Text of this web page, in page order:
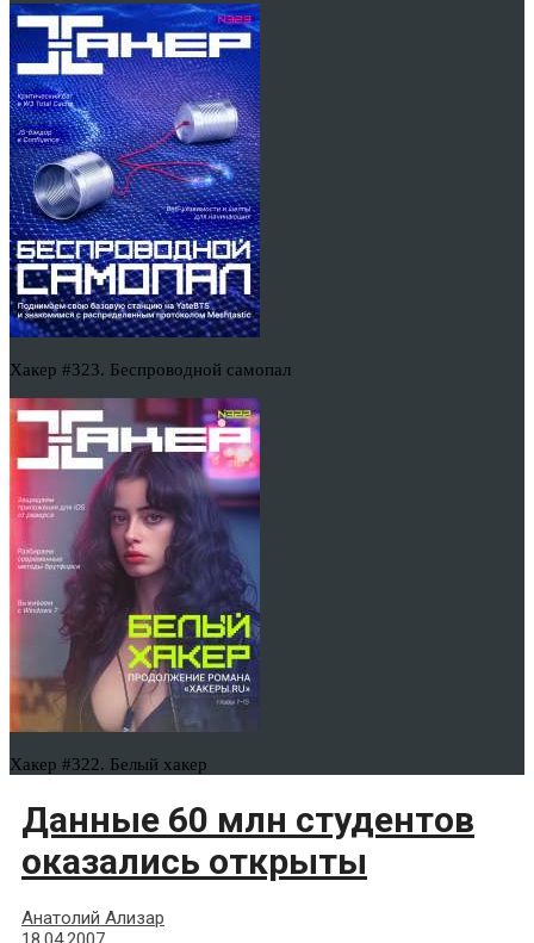
Хакер #323. Беспроводной самопал
Хакер #322. Белый хакер
Данные 60 млн студентов
оказались открыты
Анатолий Ализар